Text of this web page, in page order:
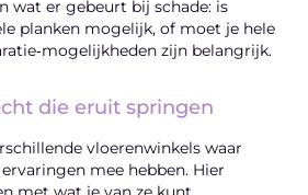
wat er gebeurt bij schade: is
planken mogelijk, of moet je hele
zijn belangrijk.
die eruit springen
vloerenwinkels waar
mee hebben. Hier